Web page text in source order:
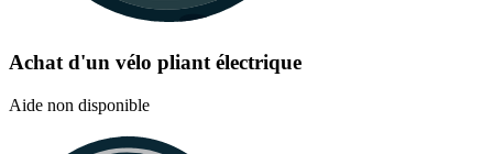
Achat d'un vélo pliant électrique
Aide non disponible